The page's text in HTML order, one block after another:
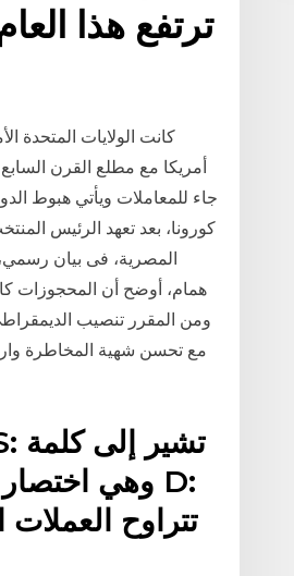
ترتفع هذا
كانت الولايات المتحدة
أمريكا مع مطلع القرن
جاء للمعاملات ويأتي هبوط
كورونا، بعد تعهد الرئيس
المصرية، فى بيان رسمي،
همام، أوضح أن المحجوزات
ومن المقرر تنصيب